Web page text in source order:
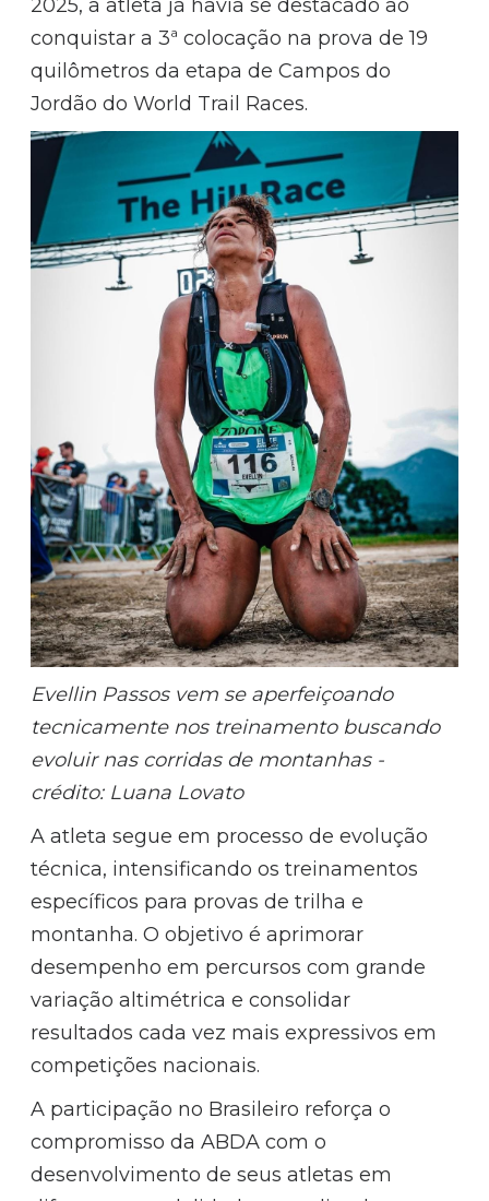
2025, a atleta já havia se destacado ao
conquistar a 3ª colocação na prova de 19
quilômetros da etapa de Campos do
Jordão do World Trail Races.
Evellin Passos vem se aperfeiçoando
tecnicamente nos treinamento buscando
evoluir nas corridas de montanhas -
crédito: Luana Lovato
A atleta segue em processo de evolução
técnica, intensificando os treinamentos
específicos para provas de trilha e
montanha. O objetivo é aprimorar
desempenho em percursos com grande
variação altimétrica e consolidar
resultados cada vez mais expressivos em
competições nacionais.
A participação no Brasileiro reforça o
compromisso da ABDA com o
desenvolvimento de seus atletas em